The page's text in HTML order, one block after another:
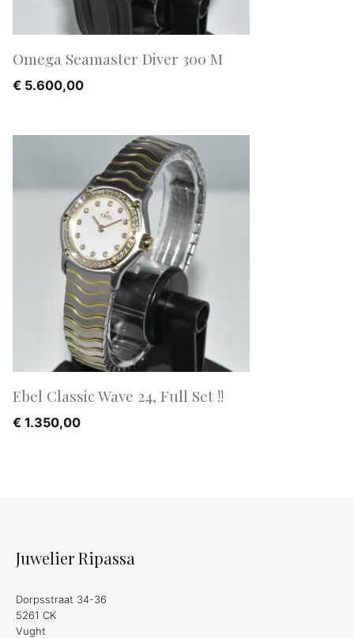
Omega Seamaster Diver 300 M
€ 5.600,00
Ebel Classic Wave 24, Full Set !!
€ 1.350,00
Juwelier Ripassa
Dorpsstraat 34-36
5261 CK
Vught